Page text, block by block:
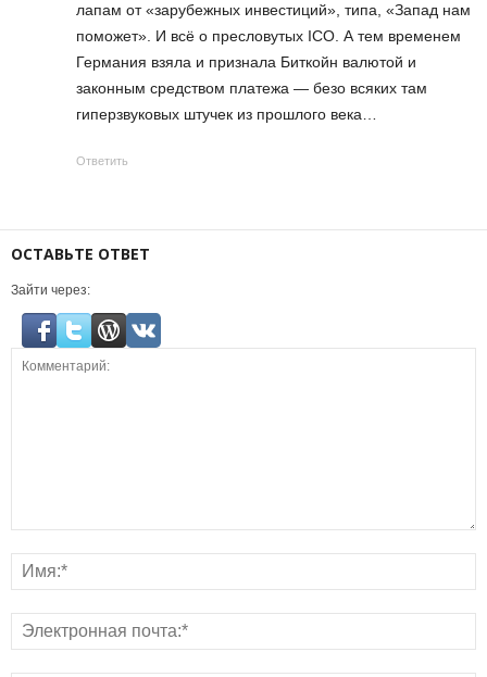
лапам от «зарубежных инвестиций», типа, «Запад нам
поможет». И всё о пресловутых ICO. А тем временем
Германия взяла и признала Биткойн валютой и
законным средством платежа — безо всяких там
гиперзвуковых штучек из прошлого века…
Ответить
ОСТАВЬТЕ ОТВЕТ
Зайти через: